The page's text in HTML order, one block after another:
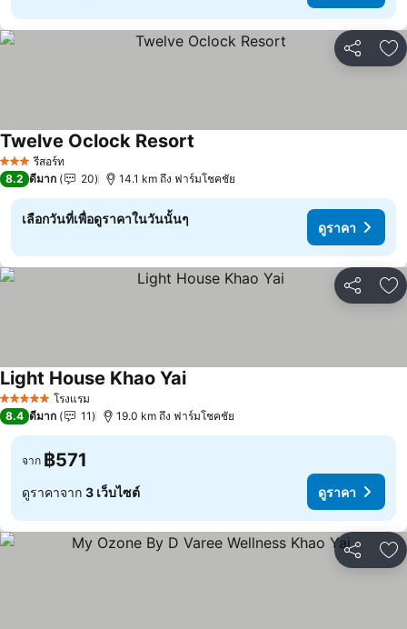
แชร์ เ
3 ดาว รีสอร์ท
Twelve Oclock Resort
8.2 ดีมาก 20 14.1 km ถึง ฟาร์มโชคชัย
เลือกวันที่เพื่อดูราคาในวันนั้นๆ
ดูราคา
แชร์ เ
5 ดาว โรงแรม
Light House Khao Yaiดูราคา
8.4 ดีมาก 11 19.0 km ถึง ฟาร์มโชคชัย
จาก ฿571
ดูราคาจาก 3 เว็บไซต์ ดูราคา
แชร์ เ